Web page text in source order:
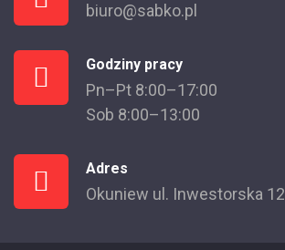
biuro@sabko.pl
Godziny pracy
Pn–Pt 8:00–17:00
Sob 8:00–13:00
Adres
Okuniew ul. Inwestorska 12